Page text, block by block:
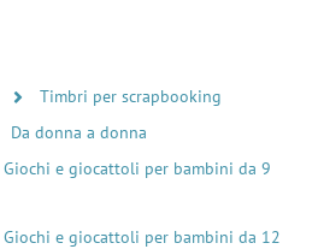
Timbri per scrapbooking
Da donna a donna
Giochi e giocattoli per bambini da 9
Giochi e giocattoli per bambini da 12